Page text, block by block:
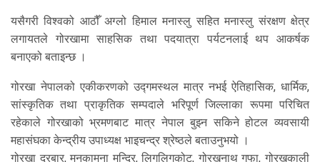
यसैगरी विश्वको आठौँ अग्लो हिमाल मनास्लु सहित मनास्लु संरक्षण क्षेत्र
लगायतले गोरखामा साहसिक तथा पदयात्रा पर्यटनलाई थप आकर्षक
बनाएको बताइन्छ ।
गोरखा नेपालको एकीकरणको उद्गमस्थल मात्र नभई ऐतिहासिक, धार्मिक,
सांस्कृतिक तथा प्राकृतिक सम्पदाले भरिपूर्ण जिल्लाका रूपमा परिचित
रहेकाले गोरखाको भ्रमणबाट मात्र नेपाल बुझ्न सकिने होटल व्यवसायी
महासंघका केन्द्रीय उपाध्यक्ष भाइचन्द्र श्रेष्ठले बताउनुभयो ।
गोरखा दरबार, मनकामना मन्दिर, लिगलिगकोट, गोरखनाथ गुफा, गोरखकाली